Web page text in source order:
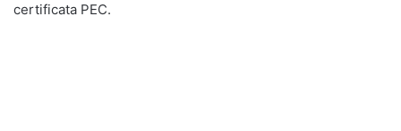
certificata PEC.